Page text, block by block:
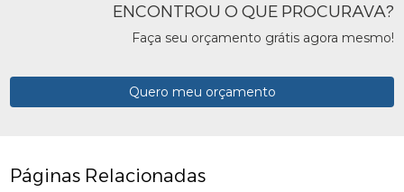
ENCONTROU O QUE PROCURAVA?
Faça seu orçamento grátis agora mesmo!
Quero meu orçamento
Páginas Relacionadas